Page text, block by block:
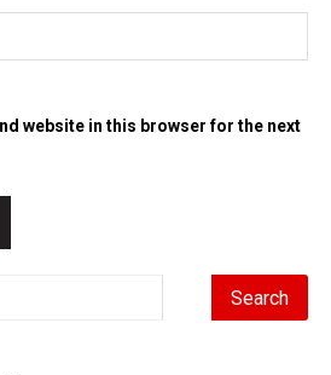
website in this browser for the next